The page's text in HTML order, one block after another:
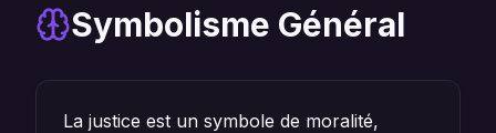
Symbolisme Général
La justice est un symbole de moralité,